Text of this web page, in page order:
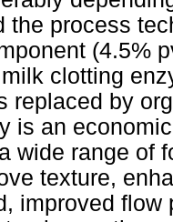
the process
(4.5%
clotting
replaced by
is an
wide range of
texture,
improved